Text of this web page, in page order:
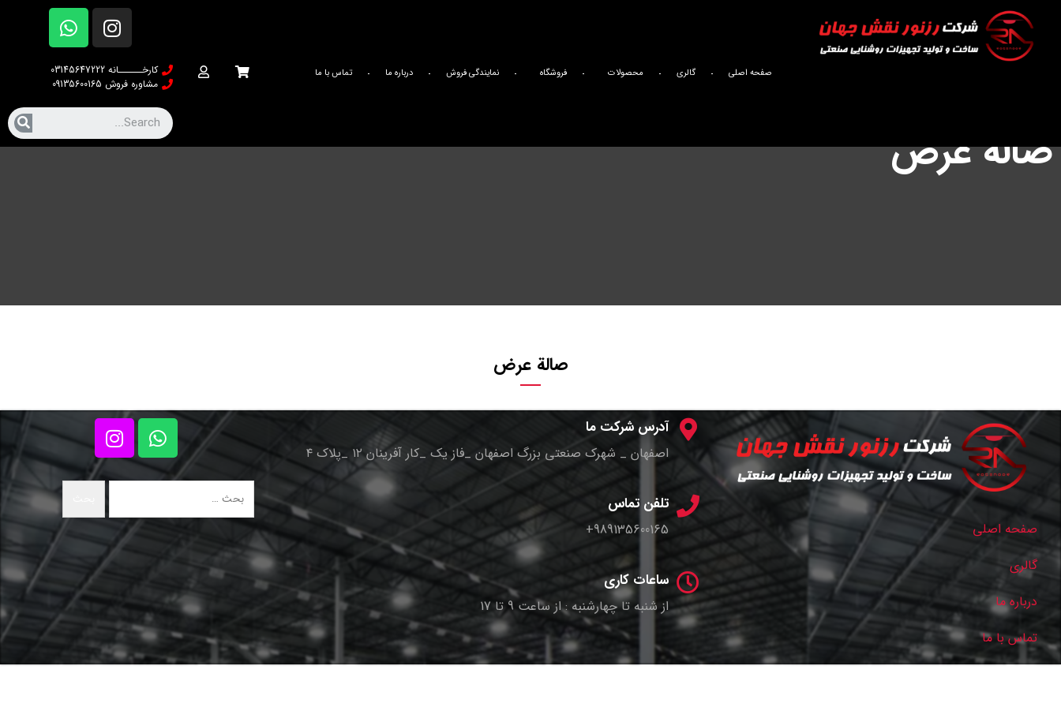
صفحه اصلی گالری محصولات فروشگاه نمایندگی فروش درباره ما تماس با ما
کارخــــــانه 03145647222
مشاوره فروش 09135600165
صالة عرض
صالة عرض
صفحه اصلی
گالری
درباره ما
تماس با ما
آدرس شرکت ما
اصفهان _ شهرک صنعتی بزرگ اصفهان _فاز یک _کار آفرینان ۱۲ _پلاک ۴
تلفن تماس
989135600165+
ساعات کاری
از شنبه تا چهارشنبه : از ساعت 9 تا 17